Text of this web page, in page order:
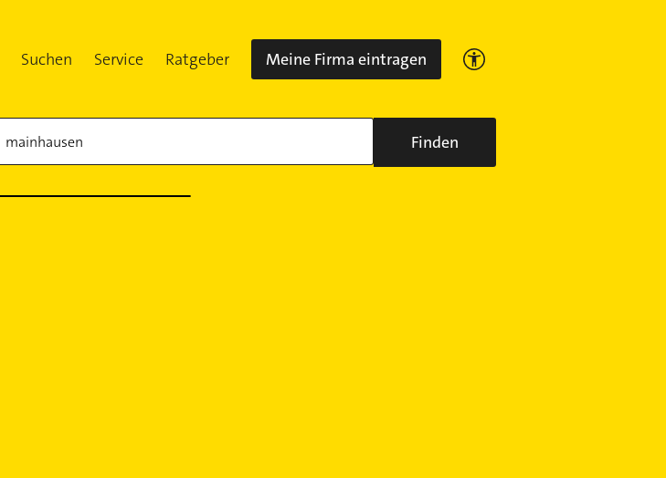
Suchen Service Ratgeber Meine Firma eintragen
Finden